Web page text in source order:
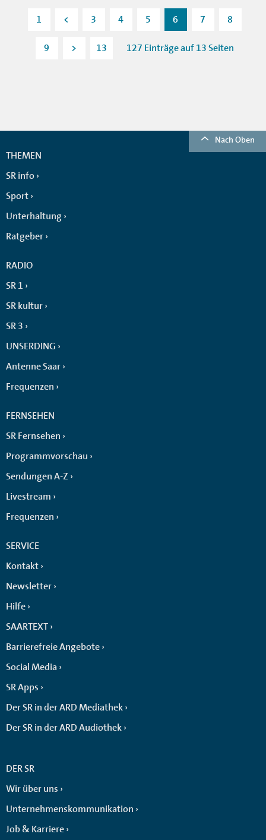
1 < 3 4 5 6 7 8
9 > 13 127 Einträge auf 13 Seiten
Nach Oben
THEMEN
SR info
Sport
Unterhaltung
Ratgeber
RADIO
SR 1
SR kultur
SR 3
UNSERDING
Antenne Saar
Frequenzen
FERNSEHEN
SR Fernsehen
Programmvorschau
Sendungen A-Z
Livestream
Frequenzen
SERVICE
Kontakt
Newsletter
Hilfe
SAARTEXT
Barrierefreie Angebote
Social Media
SR Apps
Der SR in der ARD Mediathek
Der SR in der ARD Audiothek
DER SR
Wir über uns
Unternehmenskommunikation
Job & Karriere